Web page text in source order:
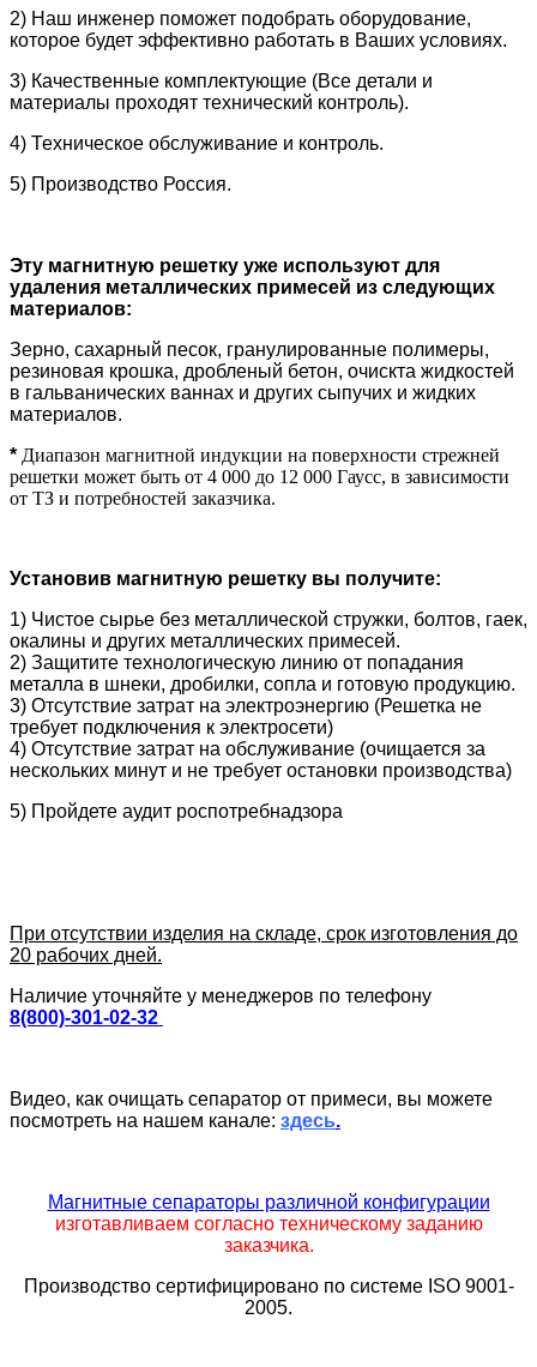
2) Наш инженер поможет подобрать оборудование,
которое будет эффективно работать в Ваших условиях.
3) Качественные комплектующие (Все детали и
материалы проходят технический контроль).
4) Техническое обслуживание и контроль.
5) Производство Россия.
Эту магнитную решетку уже используют для
удаления металлических примесей из следующих
материалов:
Зерно, сахарный песок, гранулированные полимеры,
резиновая крошка, дробленый бетон, очискта жидкостей
в гальванических ваннах и других сыпучих и жидких
материалов.
* Диапазон магнитной индукции на поверхности стрежней
решетки может быть от 4 000 до 12 000 Гаусс, в зависимости
от ТЗ и потребностей заказчика.
Установив магнитную решетку вы получите:
1) Чистое сырье без металлической стружки, болтов, гаек,
окалины и других металлических примесей.
2) Защитите технологическую линию от попадания
металла в шнеки, дробилки, сопла и готовую продукцию.
3) Отсутствие затрат на электроэнергию (Решетка не
требует подключения к электросети)
4) Отсутствие затрат на обслуживание (очищается за
нескольких минут и не требует остановки производства)
5) Пройдете аудит роспотребнадзора
При отсутствии изделия на складе, срок изготовления до
20 рабочих дней.
Наличие уточняйте у менеджеров по телефону
8(800)-301-02-32
Видео, как очищать сепаратор от примеси, вы можете
посмотреть на нашем канале: здесь.
Магнитные сепараторы различной конфигурации
изготавливаем согласно техническому заданию
заказчика.
Производство сертифицировано по системе ISO 9001-
2005.